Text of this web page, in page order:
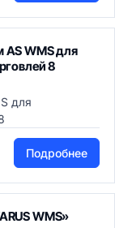
AS WMS для
8
для
Подробнее
WMS»